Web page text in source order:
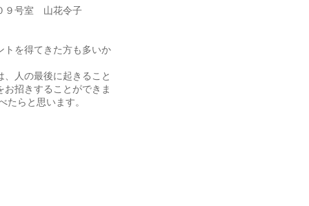
９号室 山花令子
トを得てきた方も多いか
人の最後に起きること
招きすることができま
らと思います。